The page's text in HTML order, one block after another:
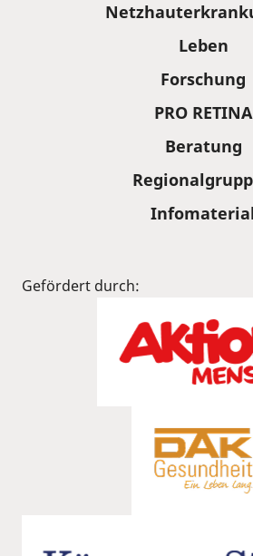
Leben
Forschung
PRO RETINA
Beratung
Infomaterial
Gefördert durch: